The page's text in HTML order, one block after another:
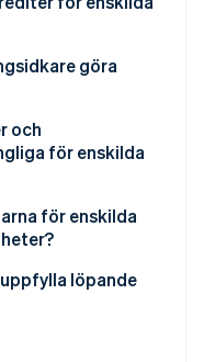
göra
och
för enskilda
för enskilda
löpande